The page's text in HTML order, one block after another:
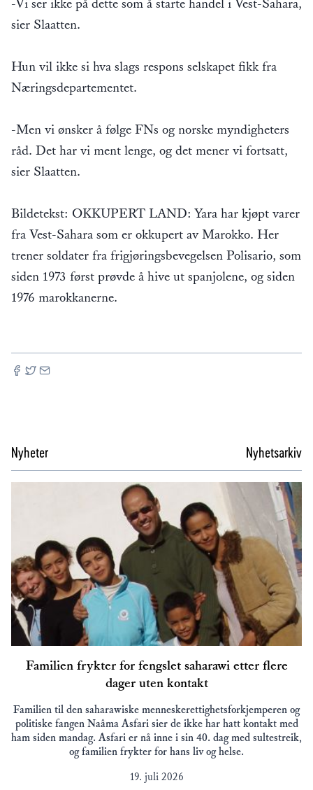
-Vi ser ikke på dette som å starte handel i Vest-Sahara,
sier Slaatten.
Hun vil ikke si hva slags respons selskapet fikk fra
Næringsdepartementet.
-Men vi ønsker å følge FNs og norske myndigheters
råd. Det har vi ment lenge, og det mener vi fortsatt,
sier Slaatten.
Bildetekst: OKKUPERT LAND: Yara har kjøpt varer
fra Vest-Sahara som er okkupert av Marokko. Her
trener soldater fra frigjøringsbevegelsen Polisario, som
siden 1973 først prøvde å hive ut spanjolene, og siden
1976 marokkanerne.
Nyheter Nyhetsarkiv
Familien frykter for fengslet saharawi etter flere
dager uten kontakt
Familien til den saharawiske menneskerettighetsforkjemperen og
politiske fangen Naâma Asfari sier de ikke har hatt kontakt med
ham siden mandag. Asfari er nå inne i sin 40. dag med sultestreik,
og familien frykter for hans liv og helse.
19. juli 2026